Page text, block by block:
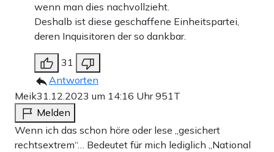
wenn man dies nachvollzieht.
Deshalb ist diese geschaffene Einheitspartei,
deren Inquisitoren der so dankbar.
31
Antworten
Meik31.12.2023 um 14:16 Uhr951T
Melden
Wenn ich das schon höre oder lese „gesichert
rechtsextrem“… Bedeutet für mich lediglich „National